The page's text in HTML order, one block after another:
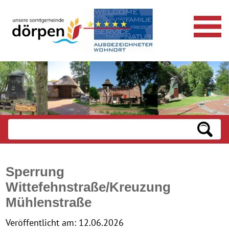
Sperrung
Wittefehnstraße/Kreuzung
Mühlenstraße
Veröffentlicht am: 12.06.2026